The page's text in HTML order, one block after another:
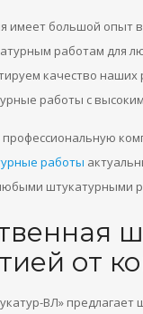
имеет большой опыт
работам для
качество
работы с
работы
штукатурными
от
ВЛ» предлагает